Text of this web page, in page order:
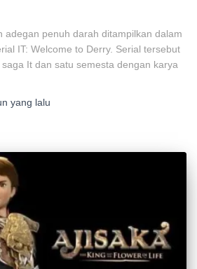
adegan penuh darah ditampilkan dalam
IT: Welcome to Derry. Serial tersebut
It dan satu semesta dengan karya
yang lalu